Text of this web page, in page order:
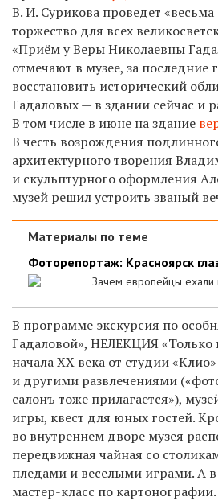
В. И. Сурикова проведет
торжество для всех
«Приём у Веры Николаевны
отмечают в музее, за последние
восстановить исторический
Гадаловых — в здании сейчас и
В том числе в июне на здание
В честь возрождения
архитектурного творения
и скульптурного оформления
музей решил устроить званый
Материалы по теме
Фоторепортаж: Красноярск
Зачем европейцы ехали
В программе экскурсия по
Гадаловой», НЕЛЕКЦИЯ «Только
начала XX века от студии
и другими развлечениями
салонъ тоже прилагается»),
игры, квест для юных гостей.
во внутреннем дворе музея
передвижная чайная со
пледами и веселыми играми. А
мастер-класс по картонографии.